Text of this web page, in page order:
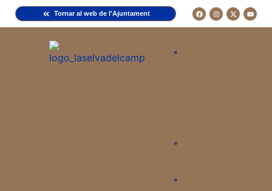
Tornar al web de l'Ajuntament